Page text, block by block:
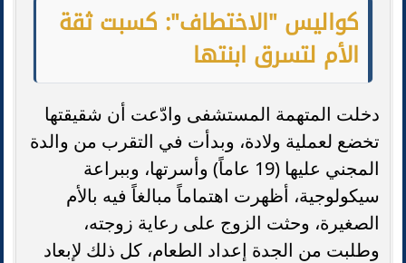
كواليس "الاختطاف": كسبت ثقة
الأم لتسرق ابنتها
دخلت المتهمة المستشفى وادّعت أن شقيقتها
تخضع لعملية ولادة، وبدأت في التقرب من والدة
المجني عليها (19 عاماً) وأسرتها، وببراعة
سيكولوجية، أظهرت اهتماماً مبالغاً فيه بالأم
الصغيرة، وحثت الزوج على رعاية زوجته،
وطلبت من الجدة إعداد الطعام، كل ذلك لإبعاد